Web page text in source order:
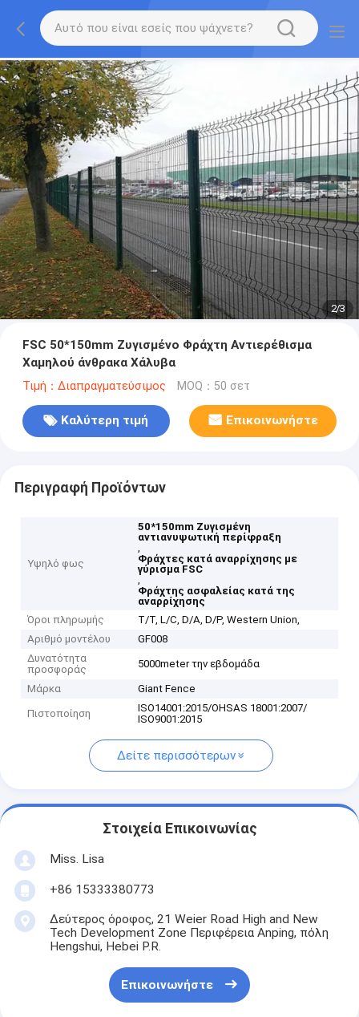
2/3
FSC 50*150mm Ζυγισμένο Φράχτη Αντιερέθισμα
Χαμηλού άνθρακα Χάλυβα
Τιμή：Διαπραγματεύσιμος MOQ：50 σετ
Καλύτερη τιμή Επικοινωνήστε
Περιγραφή Προϊόντων
Υψηλό φως
50*150mm Ζυγισμένη
αντιανυψωτική περίφραξη
,
Φράχτες κατά αναρρίχησης με
γύρισμα FSC
,
Φράχτης ασφαλείας κατά της
αναρρίχησης
Όροι πληρωμής
T/T, L/C, D/A, D/P, Western Union,
Αριθμό μοντέλου
GF008
Δυνατότητα
προσφοράς
5000meter την εβδομάδα
Μάρκα Giant Fence
Πιστοποίηση
ISO14001:2015/OHSAS 18001:2007/
ISO9001:2015
Δείτε περισσότερων
Στοιχεία Επικοινωνίας
Miss. Lisa
+86 15333380773
Δεύτερος όροφος, 21 Weier Road High and New
Tech Development Zone Περιφέρεια Anping, πόλη
Hengshui, Hebei P.R.
Επικοινωνήστε